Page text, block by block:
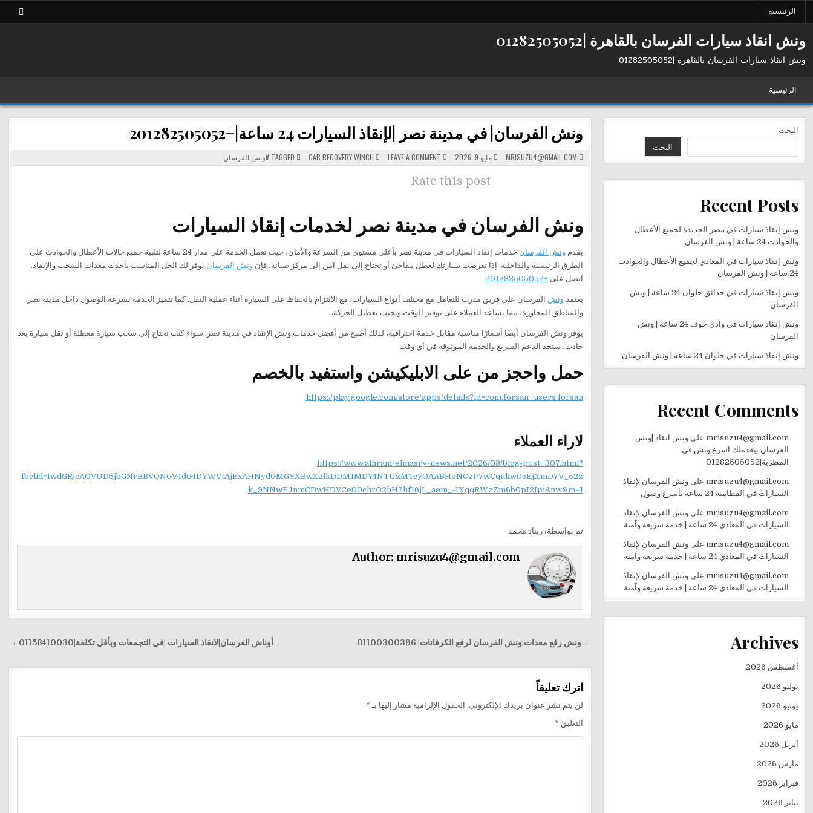
الرئيسية
ونش انقاذ سيارات الفرسان بالقاهرة |01282505052
ونش انقاذ سيارات الفرسان بالقاهرة |01282505052
الرئيسية
ونش الفرسان| في مدينة نصر |لإنقاذ السيارات 24 ساعة|+201282505052
MRISUZU4@GMAIL.COM مايو 9, 2026 LEAVE A COMMENT
ON
ونش
24
ساعة|+201282505052
POSTED
IN
CAR RECOVERY WINCH #ونش الفرسان
Rate this post
ونش الفرسان في مدينة نصر لخدمات إنقاذ السيارات
يقدمونش الفرسان خدمات إنقاذ السيارات في مدينة نصر
بأعلى مستوى من السرعة والأمان، حيث تعمل الخدمة على مدار 24 ساعة لتلبية جميع حالات الأعطال والحوادث على
الطرق الرئيسية والداخلية. إذا تعرضت سيارتك لعطل مفاجئ أو تحتاج إلى نقل آمن إلى مركز صيانة، فإنونش الفرسان يوفر لك الحل المناسب بأحدث معدات السحب والإنقاذ.
اتصل على+201282505052
يعتمدونش الفرسان على فريق مدرب للتعامل مع مختلف أنواع السيارات، مع الالتزام بالحفاظ على السيارة أثناء عملية النقل. كما تتميز الخدمة بسرعة الوصول داخل مدينة نصر
والمناطق المجاورة، مما يساعد العملاء على توفير الوقت وتجنب تعطيل الحركة.
يوفر ونش الفرسان أيضًا أسعارًا مناسبة مقابل خدمة احترافية، لذلك أصبح من أفضل خدمات ونش الإنقاذ في مدينة نصر. سواء كنت تحتاج إلى سحب سيارة معطلة أو نقل سيارة بعد
حادث، ستجد الدعم السريع والخدمة الموثوقة في أي وقت
حمل واحجز من على الابليكيشن واستفيد بالخصم
https://play.google.com/store/apps/details?id=com.forsan_users.forsan
لاراء العملاء
https://www.alhram-elmasry-news.net/2026/03/blog-post_307.html?
fbclid=IwdGRjcAQVUD5jbGNrBBVQNGV4dG4DYWVtAjExAHNydGMGYXBwX2lkDDM1MDY4NTUzMTcyOAABHoNCzP7wCqukw0sEjXmD7V_52z
k_9NNwEJnmCDwHDVCe00chrO2hH7hf16jL_aem_-IXqqRWzZm6b0pI2IpiAnw&m=1
تم بواسطة/ ريناد محمد
Author: mrisuzu4@gmail.com
تصفّح أوناش الفرسان|لانقاذ السيارات |في التجمعات وبأقل تكلفة|01158410030 → ← ونش رفع معدات|ونش الفرسان لرفع الكرفانات| 01100300396
اترك تعليقاً
لن يتم نشر عنوان بريدك الإلكتروني. الحقول الإلزامية مشار إليها بـ *
التعليق *
البحث
البحث
Recent Posts
ونش إنقاذ سيارات في مصر الجديدة لجميع الأعطال
والحوادث 24 ساعة | ونش الفرسان
ونش إنقاذ سيارات في المعادي لجميع الأعطال والحوادث
24 ساعة | ونش الفرسان
ونش إنقاذ سيارات في حدائق حلوان 24 ساعة | ونش
الفرسان
ونش إنقاذ سيارات في وادي حوف 24 ساعة | ونش
الفرسان
ونش إنقاذ سيارات في حلوان 24 ساعة | ونش الفرسان
Recent Comments
mrisuzu4@gmail.comعلى ونش انقاذ |ونش
الفرسان بيقدملك اسرع ونش في
المطرية|01282505052
mrisuzu4@gmail.comعلى ونش الفرسان لإنقاذ
السيارات في القطامية 24 ساعة بأسرع وصول
mrisuzu4@gmail.comعلى ونش الفرسان لإنقاذ
السيارات في المعادي 24 ساعة | خدمة سريعة وآمنة
mrisuzu4@gmail.comعلى ونش الفرسان لإنقاذ
السيارات في المعادي 24 ساعة | خدمة سريعة وآمنة
mrisuzu4@gmail.comعلى ونش الفرسان لإنقاذ
السيارات في المعادي 24 ساعة | خدمة سريعة وآمنة
Archives
أغسطس 2026
يوليو 2026
يونيو 2026
مايو 2026
أبريل 2026
مارس 2026
فبراير 2026
يناير 2026